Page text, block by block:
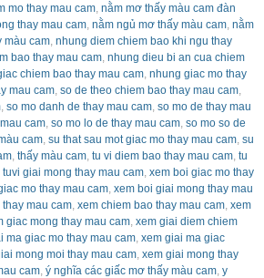
mo thay mau cam, nằm mơ thấy màu cam đàn
thay mau cam, nằm ngủ mơ thấy màu cam, nằm
màu cam, nhung diem chiem bao khi ngu thay
bao thay mau cam, nhung dieu bi an cua chiem
chiem bao thay mau cam, nhung giac mo thay
mau cam, so de theo chiem bao thay mau cam,
, so mo danh de thay mau cam, so mo de thay mau
cam, so mo lo de thay mau cam, so mo so de
cam, su that sau mot giac mo thay mau cam, su
, thấy màu cam, tu vi diem bao thay mau cam, tu
tuvi giai mong thay mau cam, xem boi giac mo thay
mo thay mau cam, xem boi giai mong thay mau
mau cam, xem chiem bao thay mau cam, xem
giac mong thay mau cam, xem giai diem chiem
ma giac mo thay mau cam, xem giai ma giac
mong moi thay mau cam, xem giai mong thay
cam, ý nghĩa các giấc mơ thấy màu cam, y